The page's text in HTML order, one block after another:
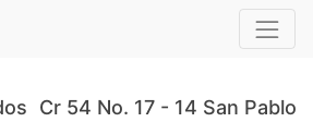
Cr 54 No. 17 - 14 San Pablo